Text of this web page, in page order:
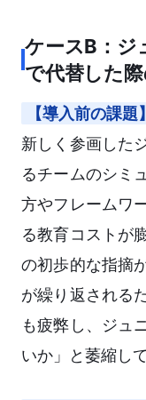
ケースB：ジ
で代替した
【導入前の課題】
新しく参画した
るチームのシミ
方やフレームワ
る教育コストが
の初歩的な指摘
が繰り返される
も疲弊し、ジュ
いか」と萎縮し